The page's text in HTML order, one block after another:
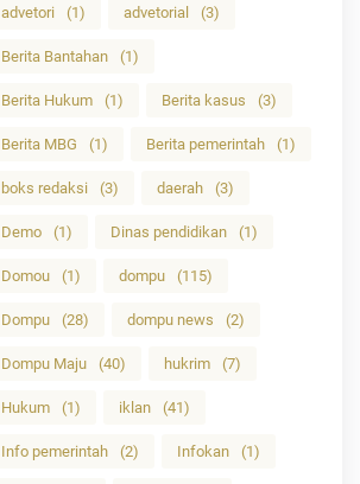
advetori (1) advetorial (3)
Berita Bantahan (1)
Berita Hukum (1) Berita kasus (3)
Berita MBG (1) Berita pemerintah (1)
boks redaksi (3) daerah (3)
Demo (1) Dinas pendidikan (1)
Domou (1) dompu (115)
Dompu (28) dompu news (2)
Dompu Maju (40) hukrim (7)
Hukum (1) iklan (41)
Info pemerintah (2) Infokan (1)